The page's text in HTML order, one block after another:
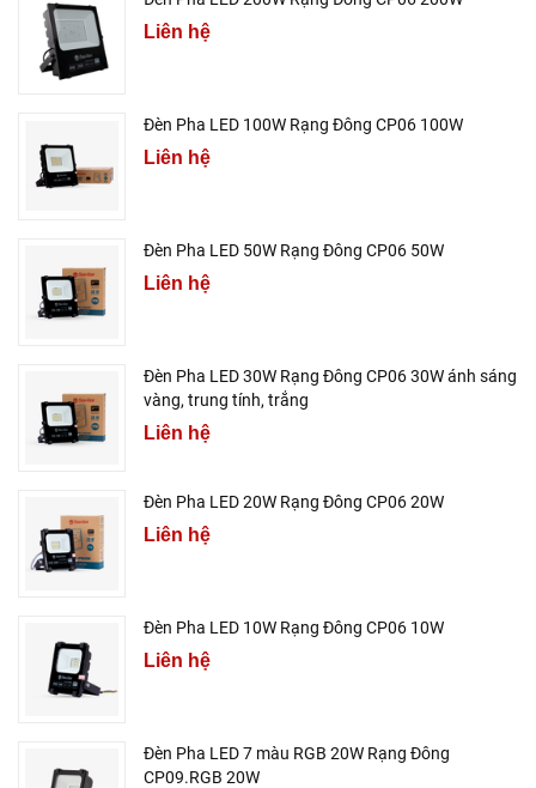
Liên hệ
Đèn Pha LED 100W Rạng Đông CP06 100W
Liên hệ
Đèn Pha LED 50W Rạng Đông CP06 50W
Liên hệ
Đèn Pha LED 30W Rạng Đông CP06 30W ánh sáng
vàng, trung tính, trắng
Liên hệ
Đèn Pha LED 20W Rạng Đông CP06 20W
Liên hệ
Đèn Pha LED 10W Rạng Đông CP06 10W
Liên hệ
Đèn Pha LED 7 màu RGB 20W Rạng Đông
CP09.RGB 20W